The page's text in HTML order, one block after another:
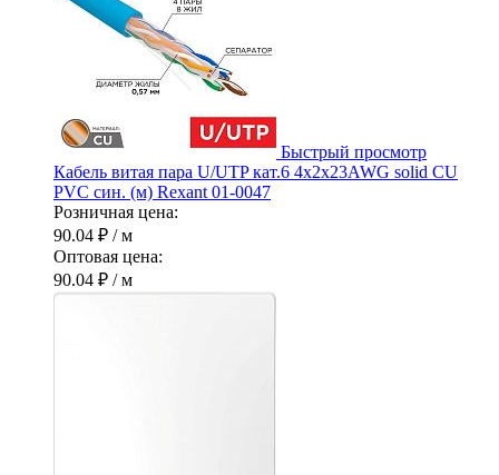
Быстрый просмотр
Кабель витая пара U/UTP кат.6 4х2х23AWG solid CU
PVC син. (м) Rexant 01-0047
Розничная цена:
90.04 ₽ / м
Оптовая цена:
90.04 ₽ / м